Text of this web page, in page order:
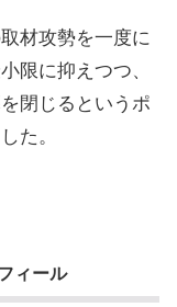
材攻勢を一度に
限に抑えつつ、
閉じるというポ
た。
ィール